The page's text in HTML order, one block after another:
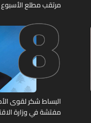
مرتقب مطلع
8
البساط شكر لقوى
مفتشة في وزارة